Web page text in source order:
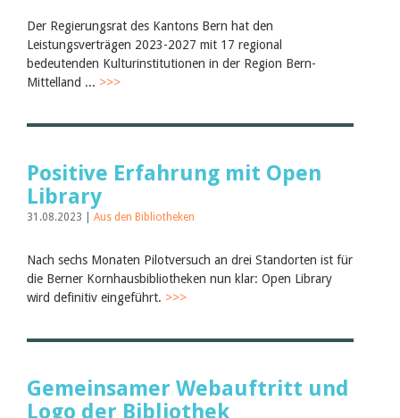
Der Regierungsrat des Kantons Bern hat den
Leistungsverträgen 2023-2027 mit 17 regional
bedeutenden Kulturinstitutionen in der Region Bern-
Mittelland ... >>>
Positive Erfahrung mit Open
Library
31.08.2023 | Aus den Bibliotheken
Nach sechs Monaten Pilotversuch an drei Standorten ist für
die Berner Kornhausbibliotheken nun klar: Open Library
wird definitiv eingeführt. >>>
Gemeinsamer Webauftritt und
Logo der Bibliothek